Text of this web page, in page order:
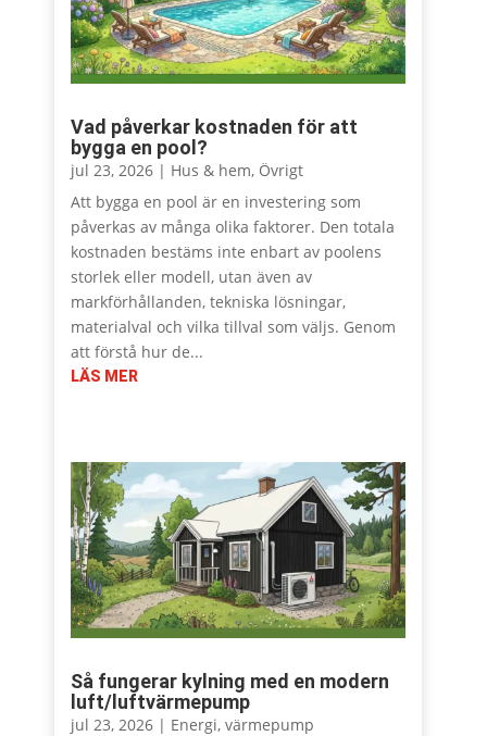
Vad påverkar kostnaden för att
bygga en pool?
jul 23, 2026| Hus & hem, Övrigt
Att bygga en pool är en investering som
påverkas av många olika faktorer. Den totala
kostnaden bestäms inte enbart av poolens
storlek eller modell, utan även av
markförhållanden, tekniska lösningar,
materialval och vilka tillval som väljs. Genom
att förstå hur de...
LÄS MER
Så fungerar kylning med en modern
luft/luftvärmepump
jul 23, 2026| Energi, värmepump